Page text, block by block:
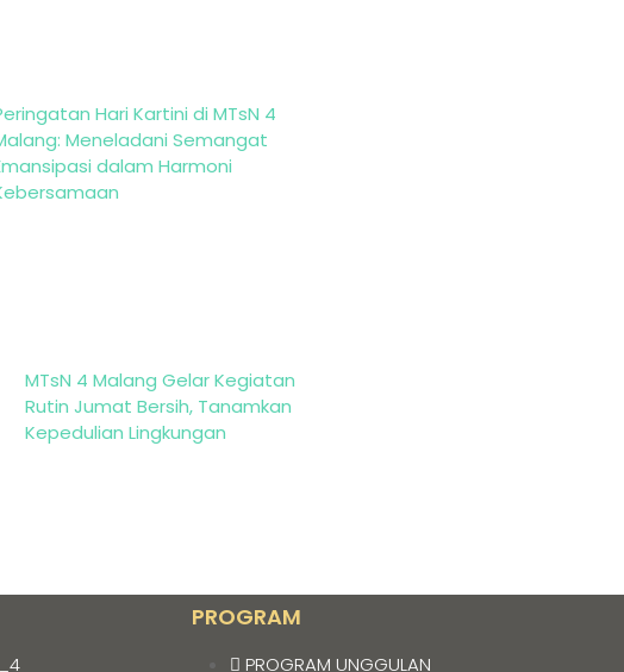
Hari Kartini di MTsN 4
Meneladani Semangat
dalam Harmoni
MTsN 4 Malang Gelar Kegiatan
Rutin Jumat Bersih, Tanamkan
Kepedulian Lingkungan
PROGRAM
PROGRAM UNGGULAN